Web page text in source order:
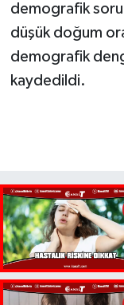
demografik
düşük doğum
demografik
kaydedildi.